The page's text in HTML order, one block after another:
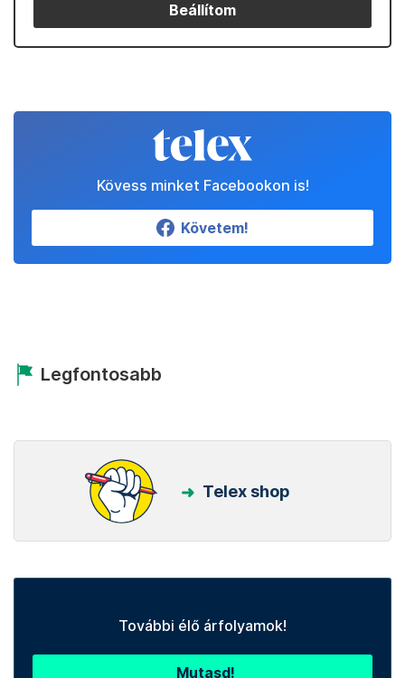
Beállítom
Kövess minket Facebookon is!
Követem!
Legfontosabb
Telex shop
További élő árfolyamok!
Mutasd!